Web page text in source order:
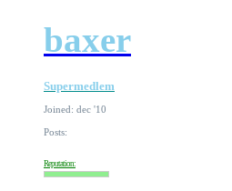
baxer
Supermedlem
Joined: dec '10
Posts:
Reputation: